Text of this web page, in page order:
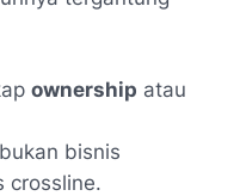
ownership atau
bisnis
crossline.